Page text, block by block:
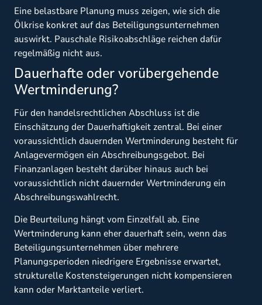
Eine belastbare Planung muss zeigen, wie sich die
Ölkrise konkret auf das Beteiligungsunternehmen
auswirkt. Pauschale Risikoabschläge reichen dafür
regelmäßig nicht aus.
Dauerhafte oder vorübergehende
Wertminderung?
Für den handelsrechtlichen Abschluss ist die
Einschätzung der Dauerhaftigkeit zentral. Bei einer
voraussichtlich dauernden Wertminderung besteht für
Anlagevermögen ein Abschreibungsgebot. Bei
Finanzanlagen besteht darüber hinaus auch bei
voraussichtlich nicht dauernder Wertminderung ein
Abschreibungswahlrecht.
Die Beurteilung hängt vom Einzelfall ab. Eine
Wertminderung kann eher dauerhaft sein, wenn das
Beteiligungsunternehmen über mehrere
Planungsperioden niedrigere Ergebnisse erwartet,
strukturelle Kostensteigerungen nicht kompensieren
kann oder Marktanteile verliert.